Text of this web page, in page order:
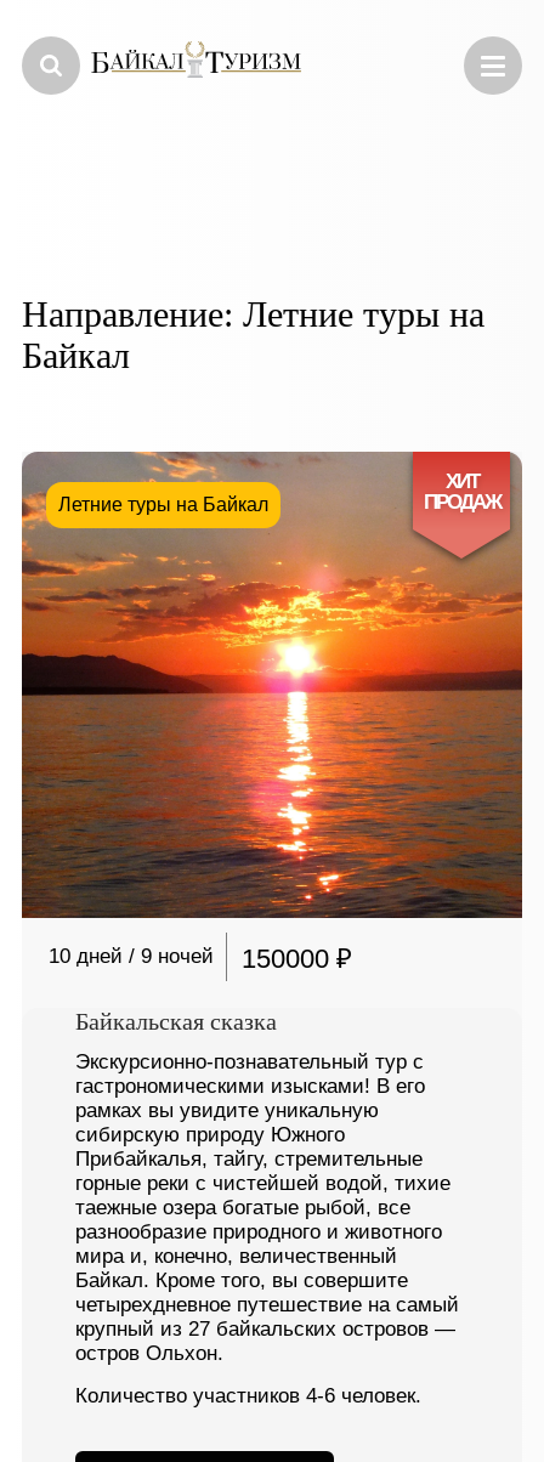
Направление: Летние туры на
Байкал
Летние туры на Байкал
10 дней / 9 ночей 150000 ₽
ХИТ
ПРОДАЖ
Байкальская сказка
Экскурсионно-познавательный тур с
гастрономическими изысками! В его
рамках вы увидите уникальную
сибирскую природу Южного
Прибайкалья, тайгу, стремительные
горные реки с чистейшей водой, тихие
таежные озера богатые рыбой, все
разнообразие природного и животного
мира и, конечно, величественный
Байкал. Кроме того, вы совершите
четырехдневное путешествие на самый
крупный из 27 байкальских островов —
остров Ольхон.
Количество участников 4-6 человек.